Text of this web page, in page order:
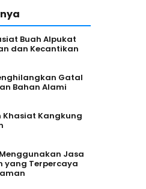
Buah Alpukat
dan Kecantikan
Gatal
Bahan Alami
Kangkung
Jasa
yang Terpercaya